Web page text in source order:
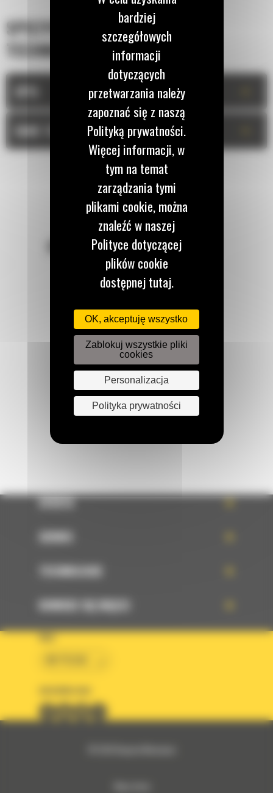
SPECYFIKACJA
TECHNICZNA
DANE TECHNICZNE
POZOSTAŃMY W KONTAKCIE
Zadzwoń do nas
122 100 122
Napisz do nas
WYŚLIJ WIADOMOŚĆ
OFERTA
SERWIS
TECHNOLOGIE
DOWIEDZ SIĘ WIĘCEJ
KRAJ
bardziej
szczegółowych
informacji
dotyczących
przetwarzania należy
zapoznać się z naszą
Polityką prywatności.
Więcej informacji, w
tym na temat
zarządzania tymi
plikami cookie, można
znaleźć w naszej
Polityce dotyczącej
plików cookie
dostępnej tutaj.
OK, akceptuję wszystko
Zablokuj wszystkie pliki
cookies
Personalizacja
Polityka prywatności